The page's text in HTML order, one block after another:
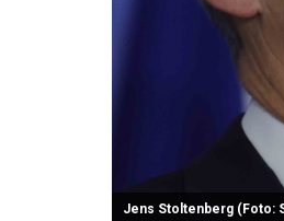
Jens Stoltenberg (Foto: